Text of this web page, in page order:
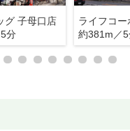
グ 子母口店
分
約381m／